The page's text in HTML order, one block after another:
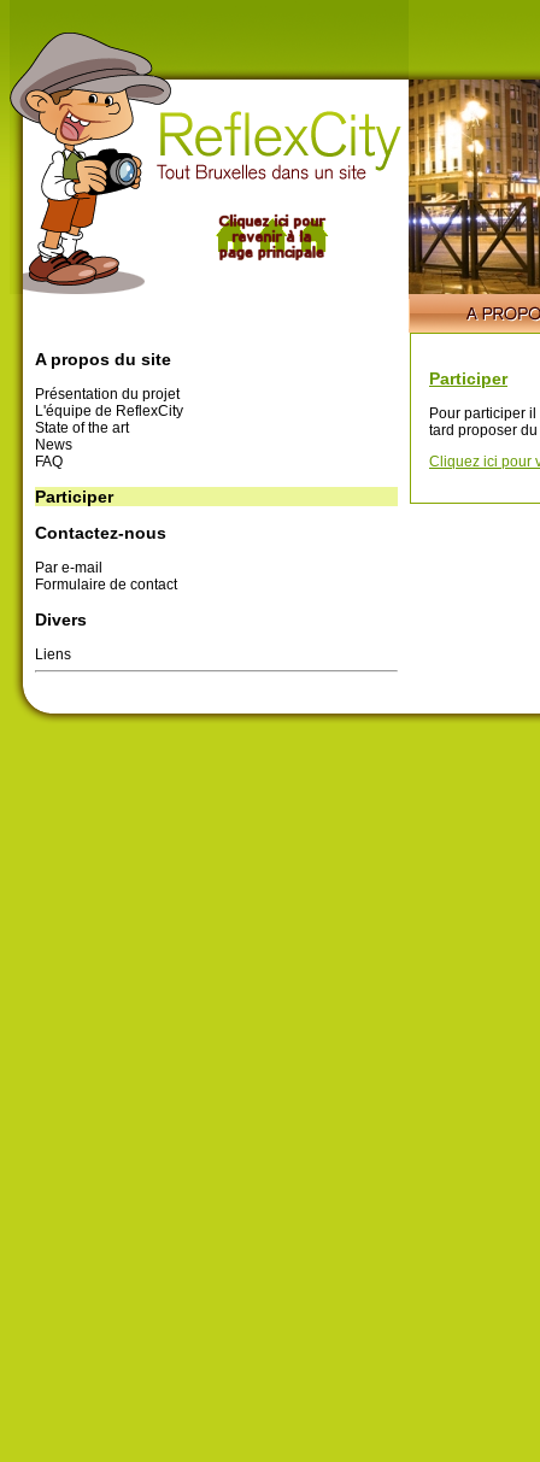
A propos du site
Présentation du projet
L'équipe de ReflexCity
State of the art
News
FAQ
Participer
Contactez-nous
Par e-mail
Formulaire de contact
Divers
Liens
Participer
Pour participer
tard proposer
Cliquez ici pour